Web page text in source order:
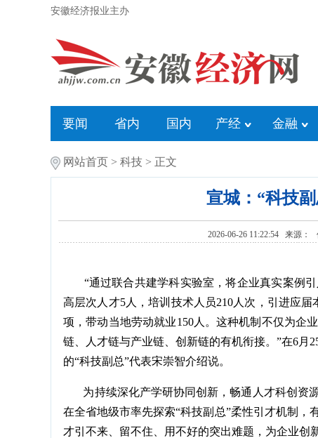
安徽经济报业主办
要闻 省内 国内 产经 金融
网站首页 > 科技 > 正文
宣城：“科技
2026-06-26 11:22:54 来源
“通过联合共建学科实验室，将企业真实案例引
高层次人才5人，培训技术人员210人次，引进应
项，带动当地劳动就业150人。这种机制不仅为企
链、人才链与产业链、创新链的有机衔接。”在6
的“科技副总”代表宋崇智介绍说。
为持续深化产学研协同创新，畅通人才科创资源
在全省地级市率先探索“科技副总”柔性引才机制，
才引不来、留不住、用不好的突出难题，为企业创